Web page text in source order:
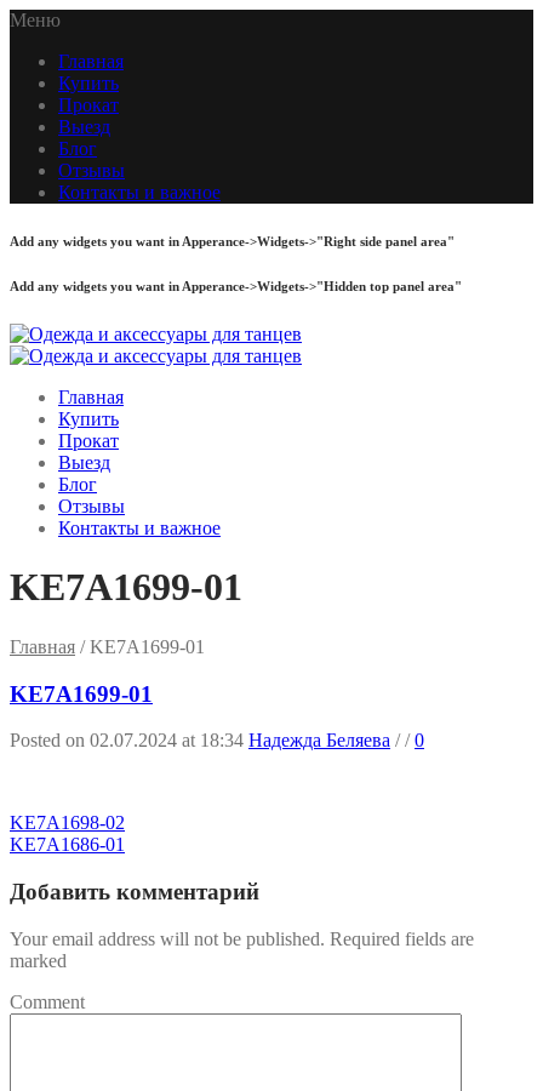
Меню
Главная
Купить
Прокат
Выезд
Блог
Отзывы
Контакты и важное
Add any widgets you want in Apperance->Widgets->"Right side panel area"
Add any widgets you want in Apperance->Widgets->"Hidden top panel area"
Главная
Купить
Прокат
Выезд
Блог
Отзывы
Контакты и важное
KE7A1699-01
Главная / KE7A1699-01
KE7A1699-01
Posted on 02.07.2024 at 18:34 Надежда Беляева //0
KE7A1698-02
KE7A1686-01
Добавить комментарий
Your email address will not be published. Required fields are
marked
Comment